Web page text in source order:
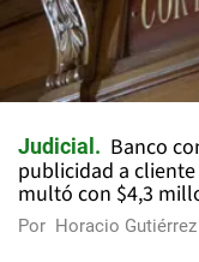
Judicial
Banco
publicidad a
multó con $4,3
Por Horacio